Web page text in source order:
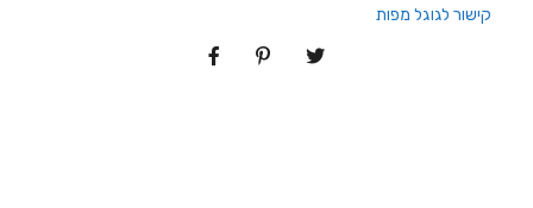
קישור לגוגל מפות